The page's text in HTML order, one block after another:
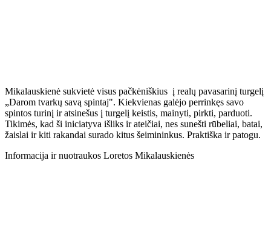
Mikalauskienė sukvietė visus pačkėniškius į realų pavasarinį turgelį
„Darom tvarkų savą spintaj". Kiekvienas galėjo perrinkęs savo
spintos turinį ir atsinešus į turgelį keistis, mainyti, pirkti, parduoti.
Tikimės, kad ši iniciatyva išliks ir ateičiai, nes sunešti rūbeliai, batai,
žaislai ir kiti rakandai surado kitus šeimininkus. Praktiška ir patogu.
Informacija ir nuotraukos Loretos Mikalauskienės